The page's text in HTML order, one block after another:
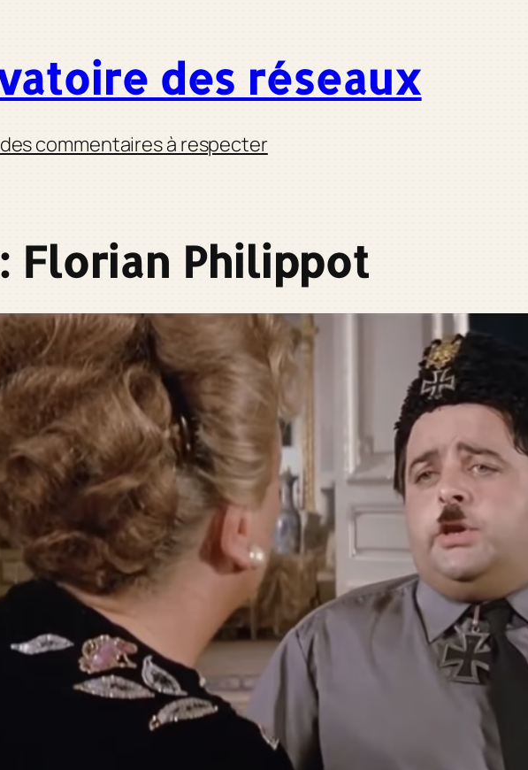
des réseaux
commentaires à respecter
Florian Philippot